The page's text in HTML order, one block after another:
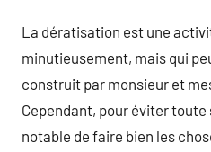
La dératisation est une
minutieusement, mais qui
construit par monsieur et
Cependant, pour éviter
notable de faire bien les